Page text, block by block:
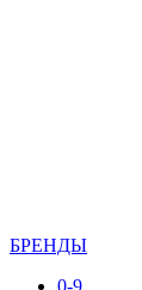
БРЕНДЫ
0-9